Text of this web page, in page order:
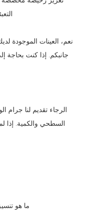
جانبكم. إذا كنت
السطحي والكمية. إذا
4.ما هو